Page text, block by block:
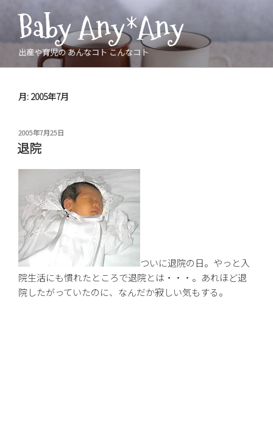
ツ
Baby Any*Any
出産や育児の あんなコト こんなコト
月: 2005年7月
投
稿
日:
2005年7月25日
退院
ついに退院の日。やっと入
院生活にも慣れたところで退院とは・・・。あれほど退
院したがっていたのに、なんだか寂しい気もする。